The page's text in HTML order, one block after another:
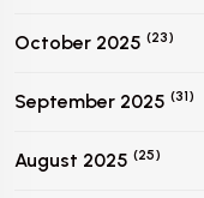
October 2025 (23)
September 2025 (31)
August 2025 (25)